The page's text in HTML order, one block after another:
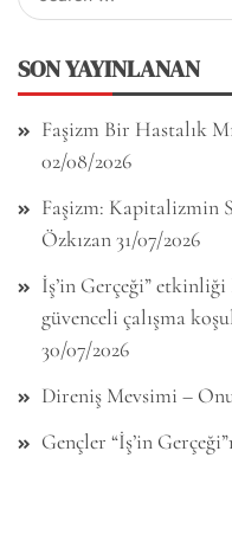
for:
SON YAYINLANAN
Faşizm Bir Hastalık
02/08/2026
Faşizm: Kapitalizmin
Özkızan31/07/2026
İş’in Gerçeği” etkinliği
güvenceli çalışma
30/07/2026
Direniş Mevsimi –
Gençler “İş’in